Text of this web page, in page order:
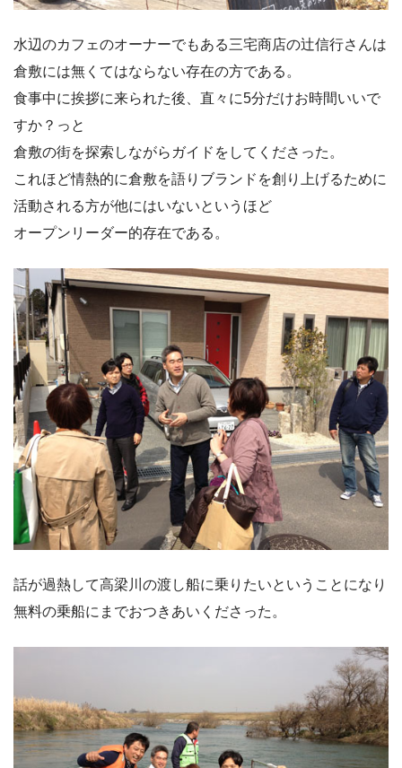
水辺のカフェのオーナーでもある三宅商店の辻信行さんは
倉敷には無くてはならない存在の方である。
食事中に挨拶に来られた後、直々に5分だけお時間いいで
すか？っと
倉敷の街を探索しながらガイドをしてくださった。
これほど情熱的に倉敷を語りブランドを創り上げるために
活動される方が他にはいないというほど
オープンリーダー的存在である。
話が過熱して高梁川の渡し船に乗りたいということになり
無料の乗船にまでおつきあいくださった。